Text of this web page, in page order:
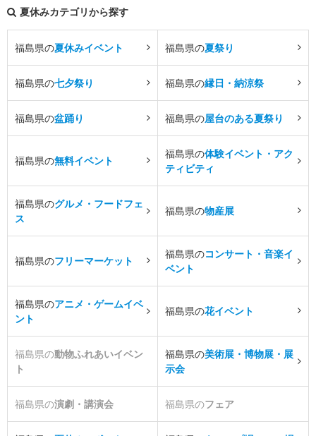
夏休みカテゴリから探す
福島県の夏休みイベント 福島県の夏祭り
福島県の七夕祭り 福島県の縁日・納涼祭
福島県の盆踊り 福島県の屋台のある夏祭り
福島県の無料イベント
福島県の体験イベント・アク
ティビティ
福島県のグルメ・フードフェ
ス
福島県の物産展
福島県のフリーマーケット
福島県のコンサート・音楽イ
ベント
福島県のアニメ・ゲームイベ
ント
福島県の花イベント
福島県の動物ふれあいイベン
ト
福島県の美術展・博物展・展
示会
福島県の演劇・講演会 福島県のフェア